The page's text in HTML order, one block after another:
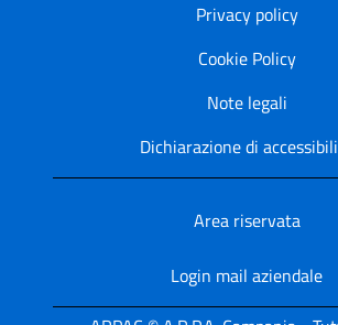
Privacy policy
Cookie Policy
Note legali
Dichiarazione di
Area riservata
Login mail aziendale